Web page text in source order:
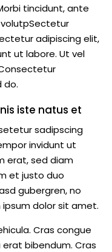
tincidunt, ante
adipiscing elit,
ut labore. Ut vel
do.
iste natus et
sadipscing
invidunt ut
erat, sed diam
et justo duo
gubergren, no
dolor sit amet.
Cras congue
bibendum. Cras